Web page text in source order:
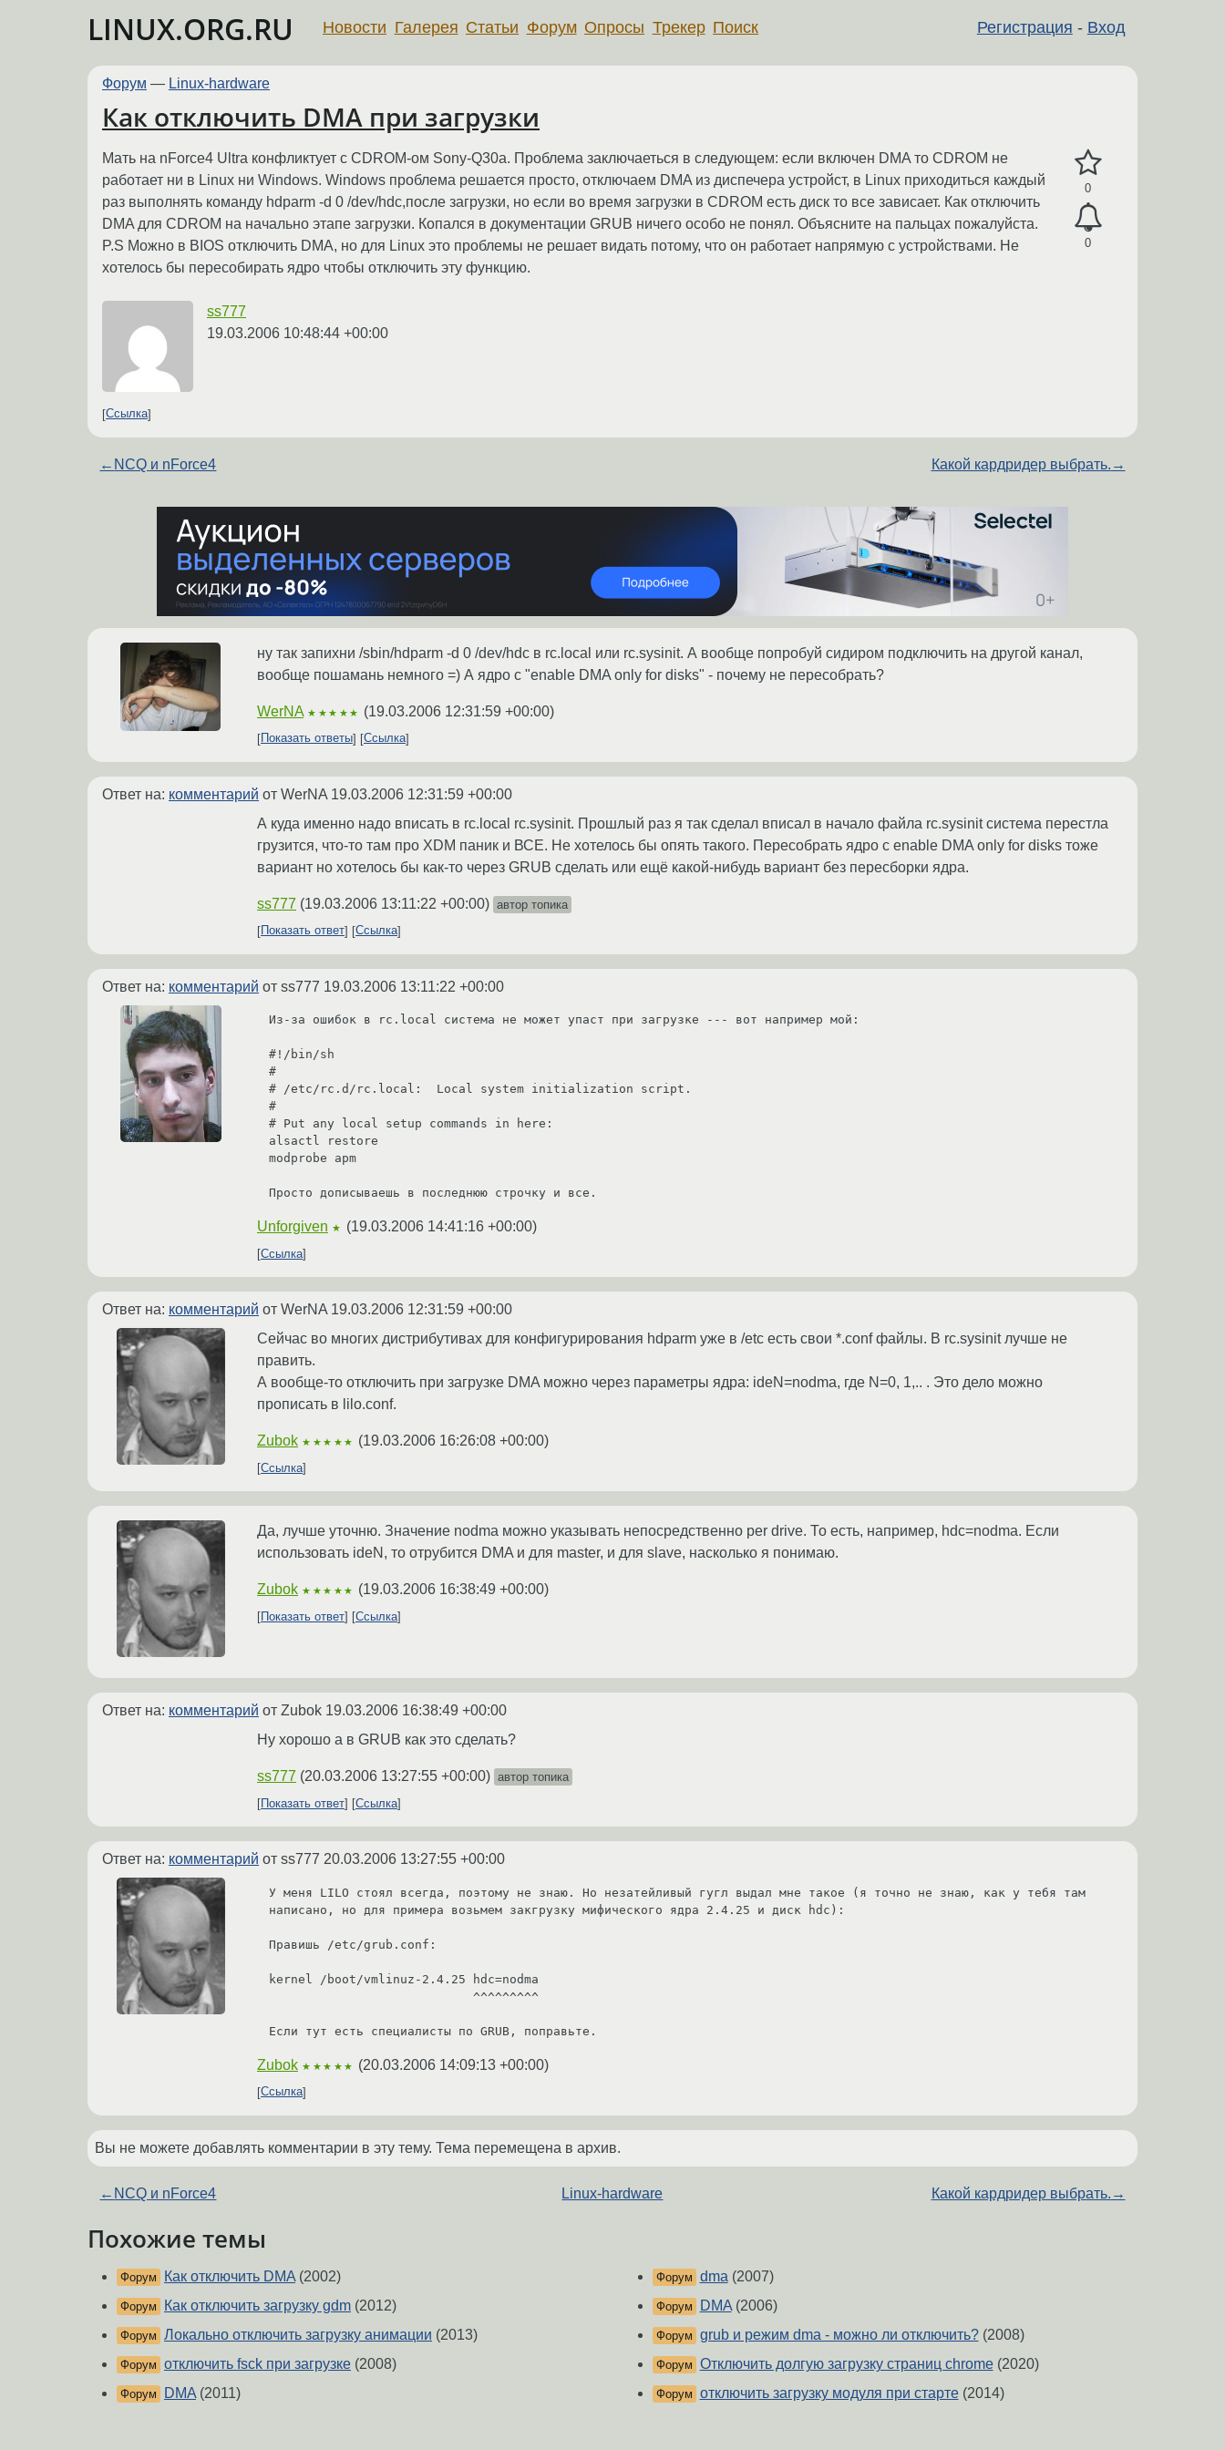
LINUX.ORG.RU Регистрация - Вход
Новости Галерея Статьи Форум Опросы Трекер Поиск
Форум — Linux-hardware
Как отключить DMA при загрузки
0
0
Мать на nForce4 Ultra конфликтует с CDROM-ом Sony-Q30a. Проблема заключаеться в следующем: если включен DMA то CDROM не
работает ни в Linux ни Windows. Windows проблема решается просто, отключаем DMA из диспечера устройст, в Linux приходиться каждый
раз выполнять команду hdparm -d 0 /dev/hdc,после загрузки, но если во время загрузки в CDROM есть диск то все зависает. Как отключить
DMA для CDROM на начально этапе загрузки. Копался в документации GRUB ничего особо не понял. Объясните на пальцах пожалуйста.
P.S Можно в BIOS отключить DMA, но для Linux это проблемы не решает видать потому, что он работает напрямую с устройствами. Не
хотелось бы пересобирать ядро чтобы отключить эту функцию.
ss777
19.03.2006 10:48:44 +00:00
Ссылка
← NCQ и nForce4 Какой кардридер выбрать. →
ну так запихни /sbin/hdparm -d 0 /dev/hdc в rc.local или rc.sysinit. А вообще попробуй сидиром подключить на другой канал,
вообще пошамань немного =) А ядро с "enable DMA only for disks" - почему не пересобрать?
WerNA ★★★★★ (19.03.2006 12:31:59 +00:00)
Показать ответы Ссылка
Ответ на: комментарий от WerNA 19.03.2006 12:31:59 +00:00
А куда именно надо вписать в rc.local rc.sysinit. Прошлый раз я так сделал вписал в начало файла rc.sysinit система перестла
грузится, что-то там про XDM паник и ВСЕ. Не хотелось бы опять такого. Пересобрать ядро с enable DMA only for disks тоже
вариант но хотелось бы как-то через GRUB сделать или ещё какой-нибудь вариант без пересборки ядра.
ss777 (19.03.2006 13:11:22 +00:00) автор топика
Показать ответ
Ссылка
Ответ на: комментарий от ss777 19.03.2006 13:11:22 +00:00
Из-за ошибок в rc.local система не может упаст при загрузке --- вот например мой:
#!/bin/sh
#
# /etc/rc.d/rc.local:  Local system initialization script.
#
# Put any local setup commands in here:
alsactl restore
modprobe apm
Просто дописываешь в последнюю строчку и все.
Unforgiven ★ (19.03.2006 14:41:16 +00:00)
Ссылка
Ответ на: комментарий от WerNA 19.03.2006 12:31:59 +00:00
Сейчас во многих дистрибутивах для конфигурирования hdparm уже в /etc есть свои *.conf файлы. В rc.sysinit лучше не
править.
А вообще-то отключить при загрузке DMA можно через параметры ядра: ideN=nodma, где N=0, 1,.. . Это дело можно
прописать в lilo.conf.
Zubok ★★★★★ (19.03.2006 16:26:08 +00:00)
Ссылка
Да, лучше уточню. Значение nodma можно указывать непосредственно per drive. То есть, например, hdc=nodma. Если
использовать ideN, то отрубится DMA и для master, и для slave, насколько я понимаю.
Zubok ★★★★★ (19.03.2006 16:38:49 +00:00)
Показать ответ Ссылка
Ответ на: комментарий от Zubok 19.03.2006 16:38:49 +00:00
Ну хорошо а в GRUB как это сделать?
ss777 (20.03.2006 13:27:55 +00:00) автор топика
Показать ответ
Ссылка
Ответ на: комментарий от ss777 20.03.2006 13:27:55 +00:00
У меня LILO стоял всегда, поэтому не знаю. Но незатейливый гугл выдал мне такое (я точно не знаю, как у тебя там
написано, но для примера возьмем закгрузку мифического ядра 2.4.25 и диск hdc):
Правишь /etc/grub.conf:
kernel /boot/vmlinuz-2.4.25 hdc=nodma
Если тут есть специалисты по GRUB, поправьте.
Zubok ★★★★★ (20.03.2006 14:09:13 +00:00)
Ссылка
Вы не можете добавлять комментарии в эту тему. Тема перемещена в архив.
← NCQ и nForce4 Linux-hardware Какой кардридер выбрать. →
Похожие темы
Форум Как отключить DMA(2002)
Форум Как отключить загрузку gdm (2012)
Форум Локально отключить загрузку анимации (2013)
Форум отключить fsck при загрузке (2008)
Форум DMA(2011)
Форум dma(2007)
Форум DMA(2006)
Форум grub и режим dma - можно ли отключить?(2008)
Форум Отключить долгую загрузку страниц chrome(2020)
Форум отключить загрузку модуля при старте(2014)